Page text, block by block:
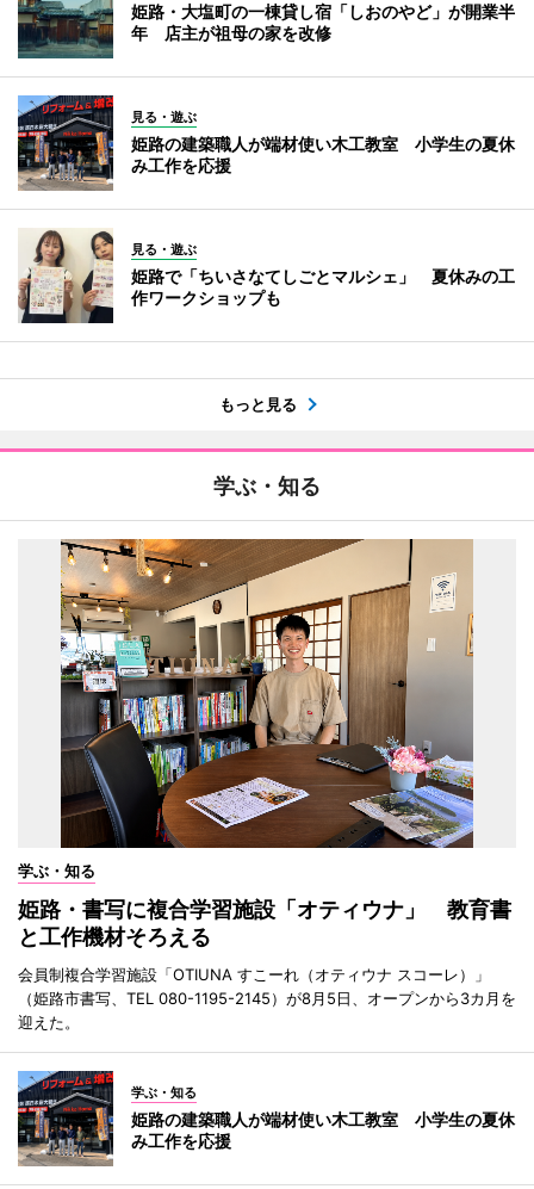
姫路・大塩町の一棟貸し宿「しおのやど」が開業半
年 店主が祖母の家を改修
見る・遊ぶ
姫路の建築職人が端材使い木工教室 小学生の夏休
み工作を応援
見る・遊ぶ
姫路で「ちいさなてしごとマルシェ」 夏休みの工
作ワークショップも
もっと見る
学ぶ・知る
学ぶ・知る
姫路・書写に複合学習施設「オティウナ」 教育書
と工作機材そろえる
会員制複合学習施設「OTIUNA すこーれ（オティウナ スコーレ）」
（姫路市書写、TEL 080-1195-2145）が8月5日、オープンから3カ月を
迎えた。
学ぶ・知る
姫路の建築職人が端材使い木工教室 小学生の夏休
み工作を応援